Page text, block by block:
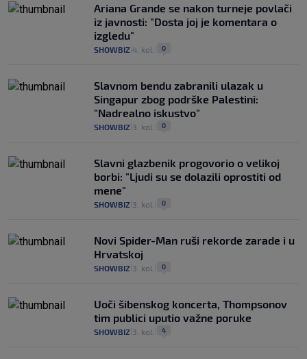
Ariana Grande se nakon turneje povlači
iz javnosti: "Dosta joj je komentara o
izgledu"
SHOWBIZ 4. kol. 0
Slavnom bendu zabranili ulazak u
Singapur zbog podrške Palestini:
"Nadrealno iskustvo"
SHOWBIZ 3. kol. 0
Slavni glazbenik progovorio o velikoj
borbi: "Ljudi su se dolazili oprostiti od
mene"
SHOWBIZ 3. kol. 0
Novi Spider-Man ruši rekorde zarade i u
Hrvatskoj
SHOWBIZ 3. kol. 0
Uoči šibenskog koncerta, Thompsonov
tim publici uputio važne poruke
SHOWBIZ 3. kol. 4